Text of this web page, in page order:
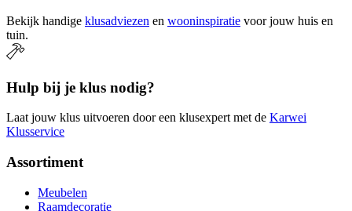
Bekijk handige klusadviezen en wooninspiratie voor jouw huis en
tuin.
Hulp bij je klus nodig?
Laat jouw klus uitvoeren door een klusexpert met de Karwei
Klusservice
Assortiment
Meubelen
Raamdecoratie